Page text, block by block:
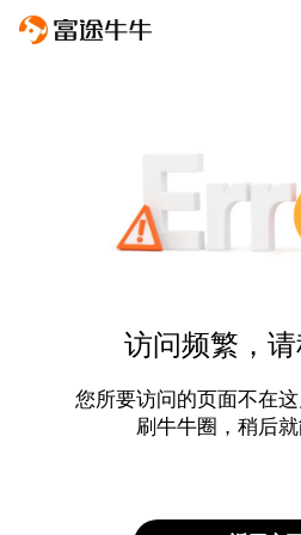
访问频繁，
您所要访问的页面不在
刷牛牛圈，稍后